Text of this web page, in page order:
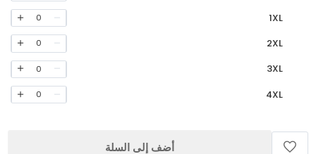
1XL
0
2XL
0
3XL
0
4XL
0
أضف إلى السلة